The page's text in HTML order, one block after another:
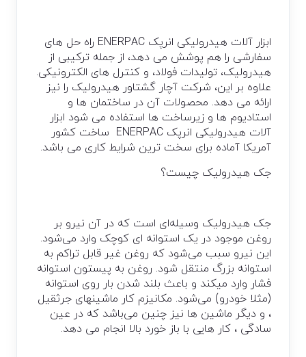
ابزار آلات هیدرولیکی انرپک ENERPAC راه حل های
سفارشی را هم پوشش می دهد، از جمله ترکیبی از
هیدرولیک، تولیدات فولاد، و کنترل های الکترونیکی.
علاوه بر این، شرکت آچار گشتاور هیدرولیک را نیز
ارائه می دهد. محصولات آن در ساختمان ها و
استادیوم ها و زیرساخت ها استفاده می شود ابزار
آلات هیدرولیکی انرپک ENERPAC ساخت کشور
آمریکا آماده برای سخت ترین شرایط کاری می باشد.
جک هیدرولیک چیست؟
جک هیدرولیک وسیله‌ای است که در آن نیرو بر
روغن موجود در یک استوانه ای کوچک وارد می‌شود.
این نیرو سبب می‌شود که روغن غیر قابل تراکم به
استوانه بزرگ منتقل شود. روغن به پیستون استوانه
فشار وارد میکند و باعث بلند شدن بار روی استوانه
(مثلا خودرو) می‌شود. مکانیزم کار ماشینهای جرثقیل
، و دیگر ماشین ها نیز چنین می‌باشد که در عین
سادگی ، کار هایی با باز خورد بالا انجام می دهد.